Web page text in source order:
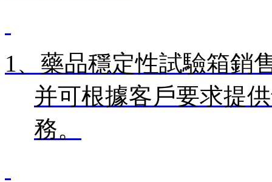
1、 藥品穩定性試驗箱銷
并可根據客戶要求提
務。